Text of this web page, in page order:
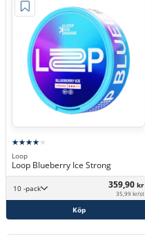
Loop
Loop Blueberry Ice Strong
10 -pack 359,90 kr
35,99 kr/st
Köp